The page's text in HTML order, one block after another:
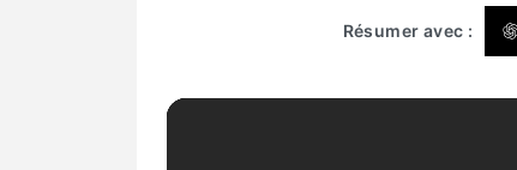
Résumer avec :